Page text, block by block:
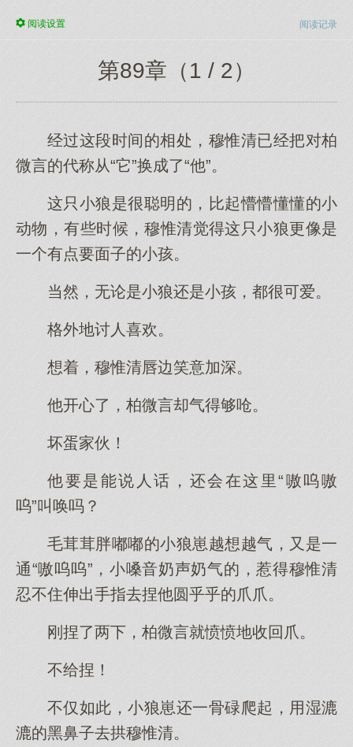
阅读记录
阅读设置
第89章（1 / 2）
经过这段时间的相处，穆惟清已经把对柏
微言的代称从“它”换成了“他”。
这只小狼是很聪明的，比起懵懵懂懂的小
动物，有些时候，穆惟清觉得这只小狼更像是
一个有点要面子的小孩。
当然，无论是小狼还是小孩，都很可爱。
格外地讨人喜欢。
想着，穆惟清唇边笑意加深。
他开心了，柏微言却气得够呛。
坏蛋家伙！
他要是能说人话，还会在这里“嗷呜嗷
呜”叫唤吗？
毛茸茸胖嘟嘟的小狼崽越想越气，又是一
通“嗷呜呜”，小嗓音奶声奶气的，惹得穆惟清
忍不住伸出手指去捏他圆乎乎的爪爪。
刚捏了两下，柏微言就愤愤地收回爪。
不给捏！
不仅如此，小狼崽还一骨碌爬起，用湿漉
漉的黑鼻子去拱穆惟清。